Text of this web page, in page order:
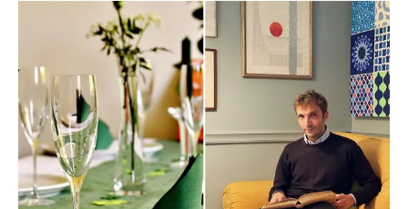
SPORT IN SARDEGNA
SPORT
RISULTATI E CLASSIFICHE
CALCIO